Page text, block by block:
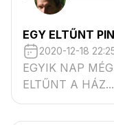
EGY ELTŰNT
2020-12-18
EGYIK NAP
ELTŰNT A HÁZ...